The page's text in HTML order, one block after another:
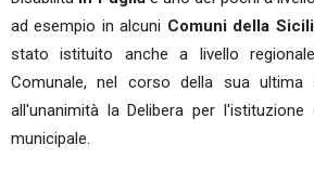
ad esempio in alcuni Comuni della
stato istituito anche a livello
Comunale, nel corso della sua ultima
all'unanimità la Delibera per
municipale.